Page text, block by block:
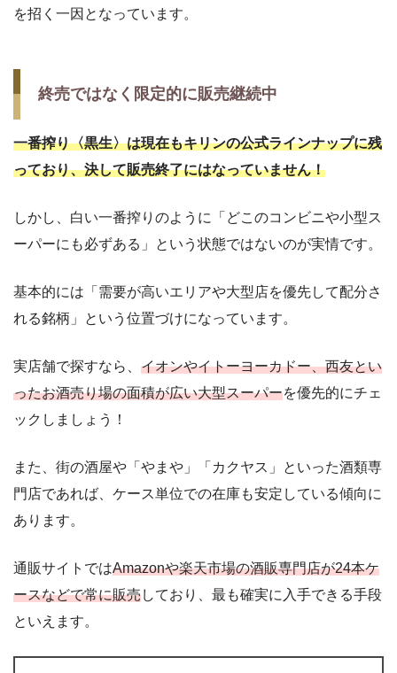
を招く一因となっています。
終売ではなく限定的に販売継続中
一番搾り〈黒生〉は現在もキリンの公式ラインナップに残
っており、決して販売終了にはなっていません！
しかし、白い一番搾りのように「どこのコンビニや小型ス
ーパーにも必ずある」という状態ではないのが実情です。
基本的には「需要が高いエリアや大型店を優先して配分さ
れる銘柄」という位置づけになっています。
実店舗で探すなら、 イオンやイトーヨーカドー、西友とい
ったお酒売り場の面積が広い大型スーパーを優先的にチェ
ックしましょう！
また、街の酒屋や「やまや」「カクヤス」といった酒類専
門店であれば、ケース単位での在庫も安定している傾向に
あります。
通販サイトではAmazonや楽天市場の酒販専門店が24本ケ
ースなどで常に販売しており、最も確実に入手できる手段
といえます。